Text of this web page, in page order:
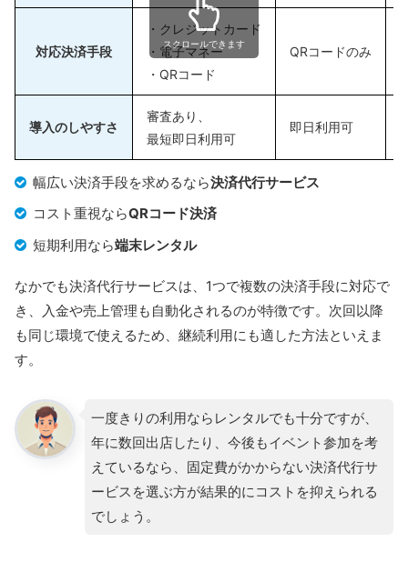
対応決済手段
・クレジットカード
・電子マネー
・QRコード
QRコードのみ
導入のしやすさ
審査あり、
最短即日利用可
即日利用可
スクロールできます
幅広い決済手段を求めるなら決済代行サービス
コスト重視ならQRコード決済
短期利用なら端末レンタル
なかでも決済代行サービスは、1つで複数の決済手段に対応で
き、入金や売上管理も自動化されるのが特徴です。次回以降
も同じ環境で使えるため、継続利用にも適した方法といえま
す。
一度きりの利用ならレンタルでも十分ですが、
年に数回出店したり、今後もイベント参加を考
えているなら、固定費がかからない決済代行サ
ービスを選ぶ方が結果的にコストを抑えられる
でしょう。